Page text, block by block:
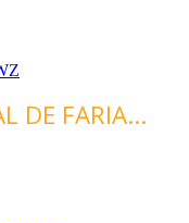
Z
DE FARIA...